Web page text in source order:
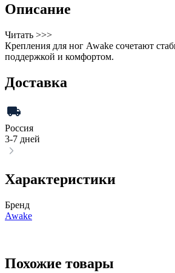
Описание
Читать >>>
Крепления для ног Awake сочетают
поддержкой и комфортом.
Доставка
Россия
3-7 дней
Характеристики
Бренд
Awake
Похожие товары